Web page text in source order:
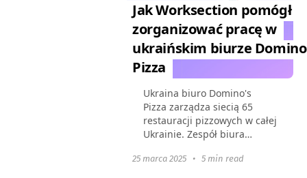
Jak Worksection pomógł
zorganizować pracę w
ukraińskim biurze
Pizza
Ukraina biuro Domino's
Pizza zarządza siecią 65
restauracji pizzowych w całej
Ukrainie. Zespół biura
marketingowe, IT, HR i
25 marca 2025 • 5 min read